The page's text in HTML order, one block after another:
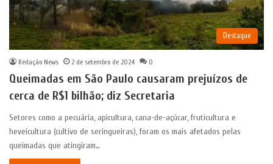
Destaque
Redação News 2 de setembro de 2024 0
Queimadas em São Paulo causaram prejuízos de
cerca de R$1 bilhão; diz Secretaria
Setores como a pecuária, apicultura, cana-de-açúcar, fruticultura e
heveicultura (cultivo de seringueiras), foram os mais afetados pelas
queimadas que atingiram…